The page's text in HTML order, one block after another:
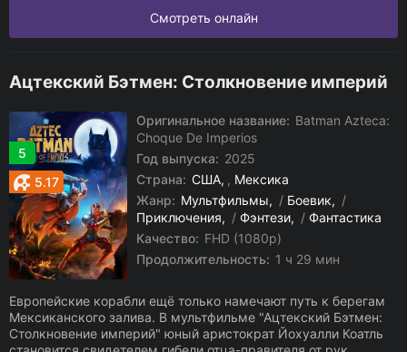
Смотреть онлайн
Ацтекский Бэтмен: Столкновение империй
5
5.17
Оригинальное название: Batman Azteca:
Choque De Imperios
Год выпуска: 2025
Страна: США , Мексика
Жанр: Мультфильмы / Боевик
/
Приключения
/ Фэнтези / Фантастика
Качество: FHD (1080p)
Продолжительность: 1 ч 29 мин
Европейские корабли ещё только намечают путь к берегам
Мексиканского залива. В мультфильме "Ацтекский Бэтмен:
Столкновение империй" юный аристократ Йохуалли Коатль